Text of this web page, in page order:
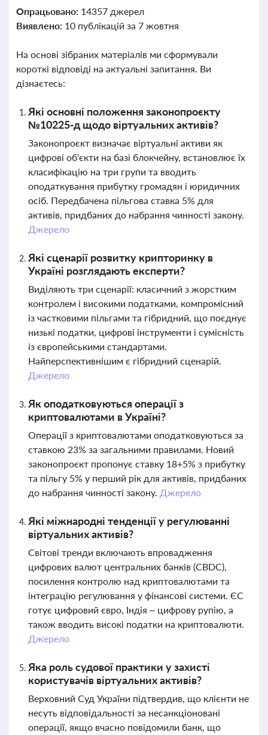
Опрацьовано: 14357 джерел
Виявлено: 10 публікацій за 7 жовтня
На основі зібраних матеріалів ми сформували
короткі відповіді на актуальні запитання. Ви
дізнаєтесь:
Які основні положення законопроєкту
№10225-д щодо віртуальних активів?
Законопроєкт визначає віртуальні активи як
цифрові об'єкти на базі блокчейну, встановлює їх
класифікацію на три групи та вводить
оподаткування прибутку громадян і юридичних
осіб. Передбачена пільгова ставка 5% для
активів, придбаних до набрання чинності закону.
Джерело
Які сценарії розвитку крипторинку в
Україні розглядають експерти?
Виділяють три сценарії: класичний з жорстким
контролем і високими податками, компромісний
із частковими пільгами та гібридний, що поєднує
низькі податки, цифрові інструменти і сумісність
із європейськими стандартами.
Найперспективнішим є гібридний сценарій.
Джерело
Як оподатковуються операції з
криптовалютами в Україні?
Операції з криптовалютами оподатковуються за
ставкою 23% за загальними правилами. Новий
законопроєкт пропонує ставку 18+5% з прибутку
та пільгу 5% у перший рік для активів, придбаних
до набрання чинності закону. Джерело
Які міжнародні тенденції у регулюванні
віртуальних активів?
Світові тренди включають впровадження
цифрових валют центральних банків (CBDC),
посилення контролю над криптовалютами та
інтеграцію регулювання у фінансові системи. ЄС
готує цифровий євро, Індія – цифрову рупію, а
також вводить високі податки на криптовалюти.
Джерело
Яка роль судової практики у захисті
користувачів віртуальних активів?
Верховний Суд України підтвердив, що клієнти не
несуть відповідальності за несанкціоновані
операції, якщо вчасно повідомили банк, що